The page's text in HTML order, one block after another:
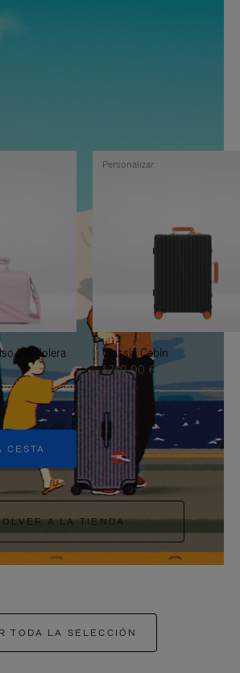
bandolera
CESTA
Classic Cabin
1.740,00 €
Personalizar
A LA TIENDA
TODA LA SELECCIÓN